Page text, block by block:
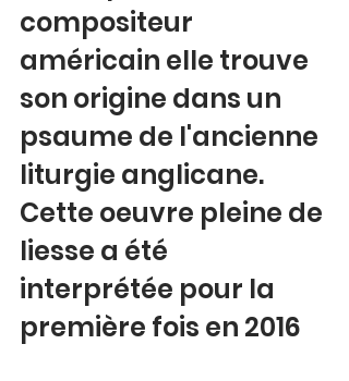
compositeur
américain elle trouve
son origine dans un
psaume de l'ancienne
liturgie anglicane.
Cette oeuvre pleine de
liesse a été
interprétée pour la
première fois en 2016